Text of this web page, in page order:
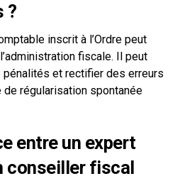
?
inscrit à l’Ordre peut
fiscale. Il peut
et rectifier des erreurs
régularisation spontanée
entre un expert
conseiller fiscal